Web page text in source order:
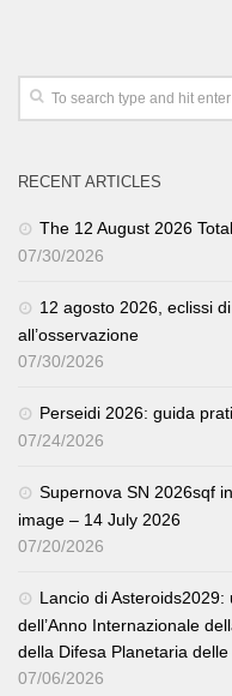
RECENT ARTICLES
The 12 August 2026
07/30/2026
12 agosto 2026, eclissi
all’osservazione
07/30/2026
Perseidi 2026: guida
07/24/2026
Supernova SN 2026sqf
image – 14 July 2026
07/20/2026
Lancio di Asteroids2029:
dell’Anno Internazionale
della Difesa Planetaria delle
07/06/2026